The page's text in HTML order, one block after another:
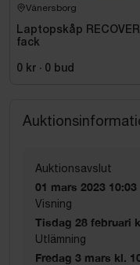
Vänersborg
Laptopskåp
fack
0 kr · 0 bud
Auktionsavslut
01 mars 2023 10:03
Visning
Tisdag 28 februari
Utlämning
Fredag 3 mars kl.